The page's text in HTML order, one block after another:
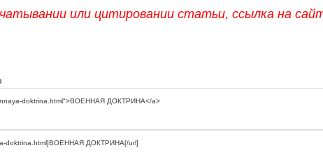
или цитировании статьи, ссылка на